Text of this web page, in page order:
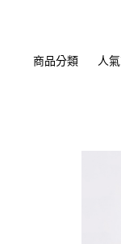
商品分類 人